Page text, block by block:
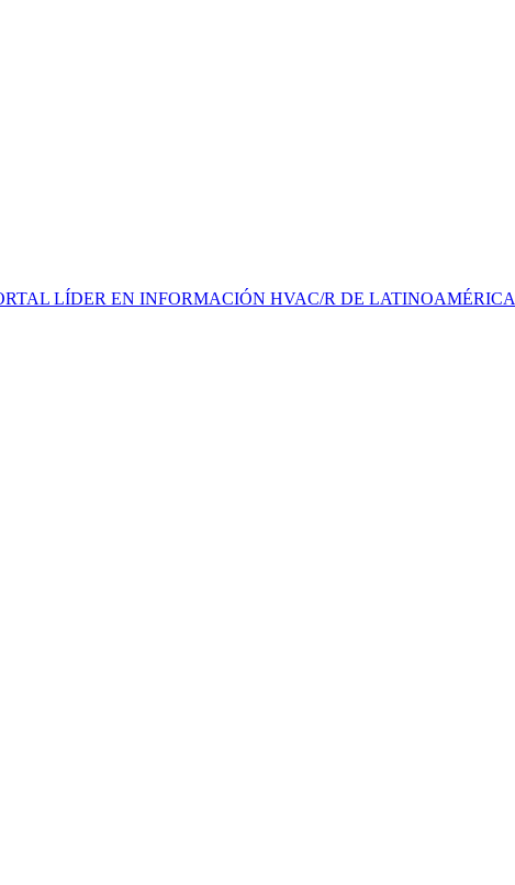
LÍDER EN INFORMACIÓN HVAC/R DE LATINOAMÉRICA